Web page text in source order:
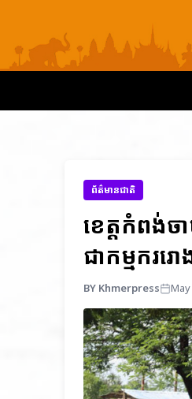
ព័ត៌មានជាតិ
ខេត្តកំពង់
ជាកម្មកររ
BY Khmerpress May